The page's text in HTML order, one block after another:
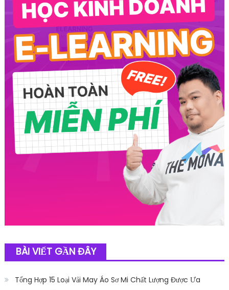
BÀI VIẾT GẦN ĐÂY
Tổng Hợp 15 Loại Vải May Áo Sơ Mi Chất Lượng Được Ưa